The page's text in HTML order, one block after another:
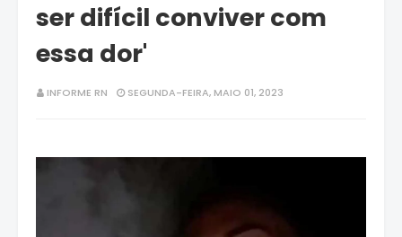
ser difícil conviver com
essa dor'
INFORME RN SEGUNDA-FEIRA, MAIO 01, 2023